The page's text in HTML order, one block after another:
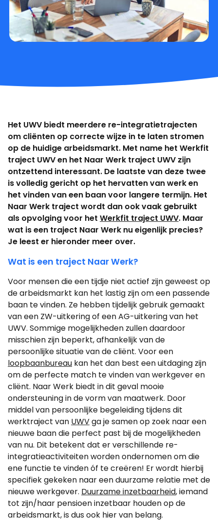
Het UWV biedt meerdere re-integratietrajecten
om cliënten op correcte wijze in te laten stromen
op de huidige arbeidsmarkt. Met name het Werkfit
traject UWV en het Naar Werk traject UWV zijn
ontzettend interessant. De laatste van deze twee
is volledig gericht op het hervatten van werk en
het vinden van een baan voor langere termijn. Het
Naar Werk traject wordt dan ook vaak gebruikt
als opvolging voor het Werkfit traject UWV. Maar
wat is een traject Naar Werk nu eigenlijk precies?
Je leest er hieronder meer over.
Wat is een traject Naar Werk?
Voor mensen die een tijdje niet actief zijn geweest op
de arbeidsmarkt kan het lastig zijn om een passende
baan te vinden. Ze hebben tijdelijk gebruik gemaakt
van een ZW-uitkering of een AG-uitkering van het
UWV. Sommige mogelijkheden zullen daardoor
misschien zijn beperkt, afhankelijk van de
persoonlijke situatie van de cliënt. Voor een
loopbaanbureau kan het dan best een uitdaging zijn
om de perfecte match te vinden van werkgever en
cliënt. Naar Werk biedt in dit geval mooie
ondersteuning in de vorm van maatwerk. Door
middel van persoonlijke begeleiding tijdens dit
werktraject van UWVga je samen op zoek naar een
nieuwe baan die perfect past bij de mogelijkheden
van nu. Dit betekent dat er verschillende re-
integratieactiviteiten worden ondernomen om die
ene functie te vinden óf te creëren! Er wordt hierbij
specifiek gekeken naar een duurzame relatie met de
nieuwe werkgever. Duurzame inzetbaarheid, iemand
tot zijn/haar pensioen inzetbaar houden op de
arbeidsmarkt, is dus ook hier van belang.